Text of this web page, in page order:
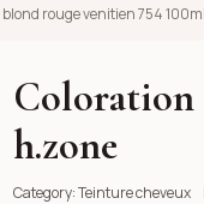
rouge venitien 754
754 100ml-h.zone
Coloration
h.zone
Category:Teinture cheveux